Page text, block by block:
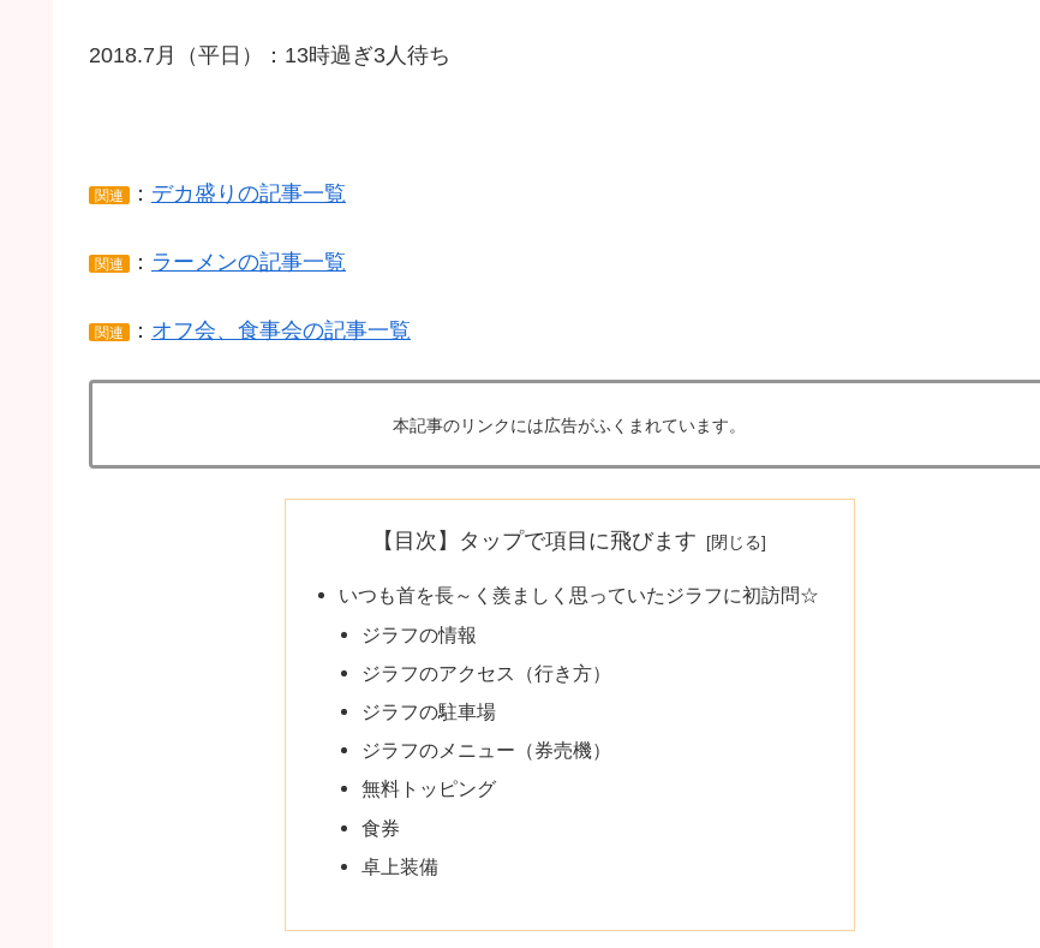
2018.7月（平日）：13時過ぎ3人待ち
関連 ： デカ盛りの記事一覧
関連 ： ラーメンの記事一覧
関連 ： オフ会、食事会の記事一覧
本記事のリンクには広告がふくまれています。
【目次】タップで項目に飛びます
いつも首を長～く羨ましく思っていたジラフに初訪問☆
ジラフの情報
ジラフのアクセス（行き方）
ジラフの駐車場
ジラフのメニュー（券売機）
無料トッピング
食券
卓上装備